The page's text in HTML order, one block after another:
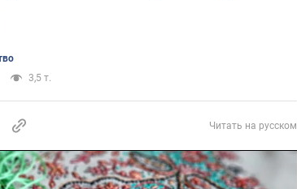
3,5 т.
Читать на русском